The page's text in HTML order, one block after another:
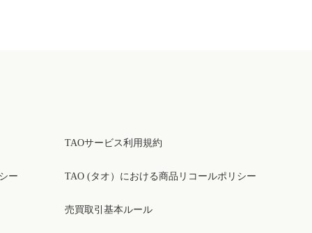
ー
TAOサービス利用規約
TAO (タオ）における商品リコールポリシー
売買取引基本ルール